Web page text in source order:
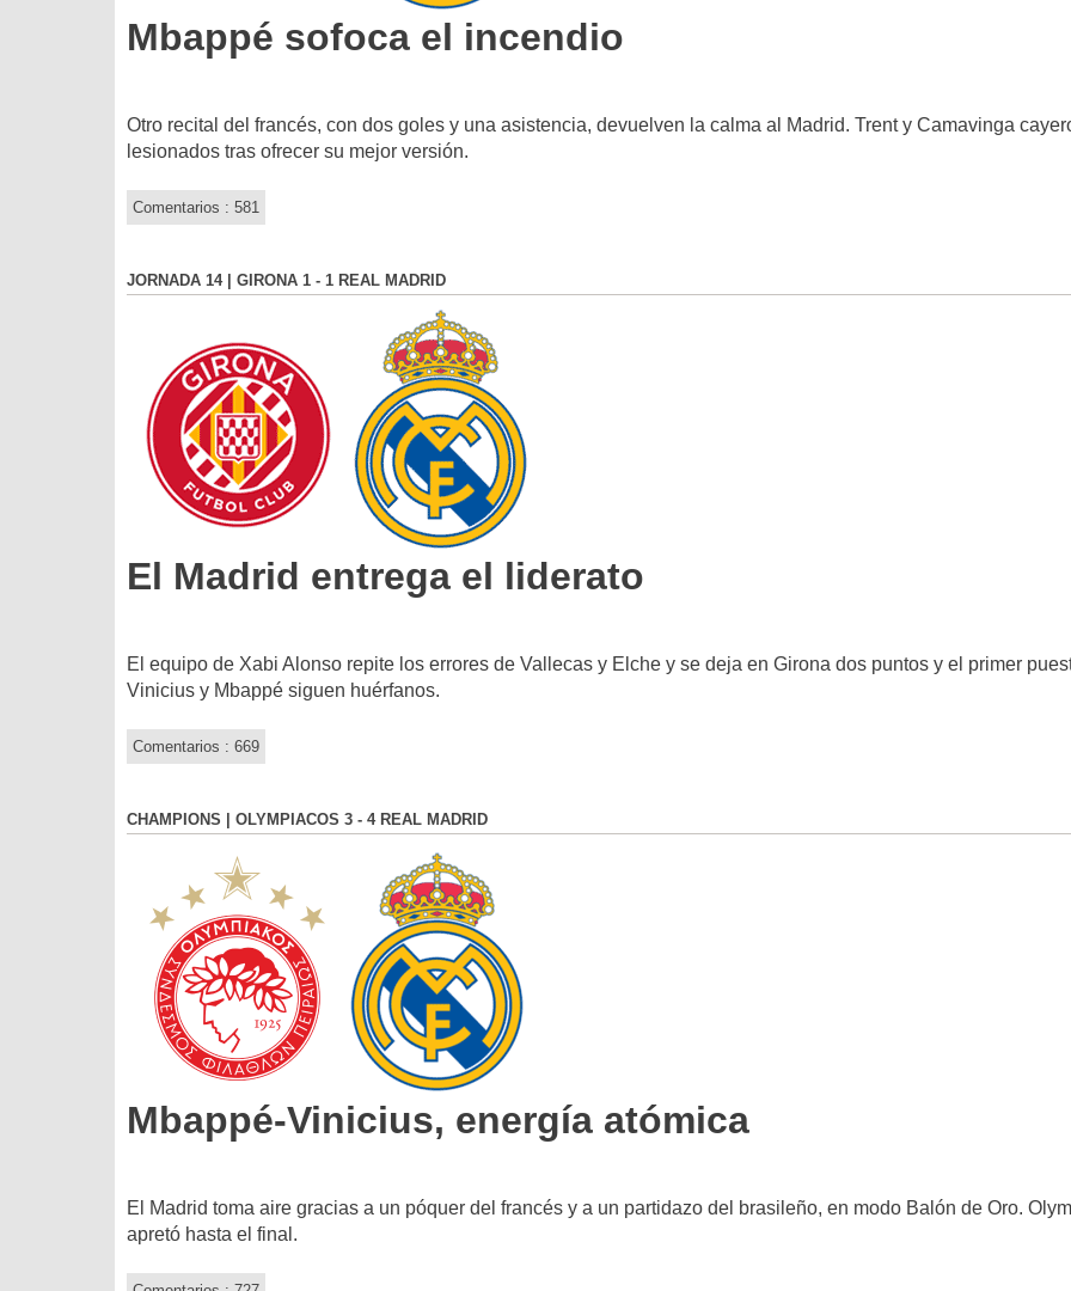
Mbappé sofoca el incendio
Otro recital del francés, con dos goles y una asistencia, devuelven la calma al Madrid. Trent y Camavinga
lesionados tras ofrecer su mejor versión.
Comentarios : 581
JORNADA 14 | GIRONA 1 - 1 REAL MADRID
El Madrid entrega el liderato
El equipo de Xabi Alonso repite los errores de Vallecas y Elche y se deja en Girona dos puntos y el primer
Vinicius y Mbappé siguen huérfanos.
Comentarios : 669
CHAMPIONS | OLYMPIACOS 3 - 4 REAL MADRID
Mbappé-Vinicius, energía atómica
El Madrid toma aire gracias a un póquer del francés y a un partidazo del brasileño, en modo Balón de Oro.
apretó hasta el final.